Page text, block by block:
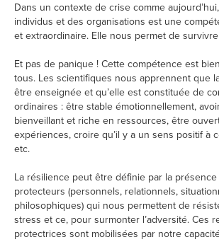
Dans un contexte de crise comme
individus et des organisations est une
et extraordinaire. Elle nous permet de
Et pas de panique ! Cette compétence est
tous. Les scientifiques nous apprennent que
être enseignée et qu’elle est constituée de
ordinaires : être stable émotionnellement,
bienveillant et riche en ressources, être
expériences, croire qu’il y a un sens positif à
etc.
La résilience peut être définie par la
protecteurs (personnels, relationnels,
philosophiques) qui nous permettent de
stress et ce, pour surmonter l’adversité. Ces
protectrices sont mobilisées par notre